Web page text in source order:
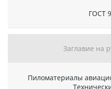
ГОСТ
Заглавие на
Пиломатериалы